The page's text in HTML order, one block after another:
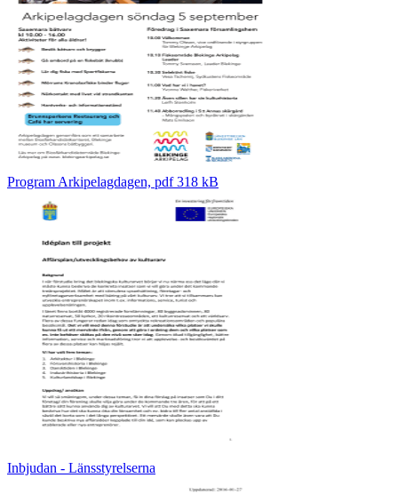
Program Arkipelagdagen, pdf 318 kB
Inbjudan - Länsstyrelserna